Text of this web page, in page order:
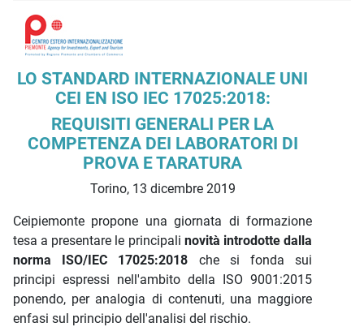
Descrizione iniziativa
LO STANDARD INTERNAZIONALE UNI
CEI EN ISO IEC 17025:2018:
REQUISITI GENERALI PER LA
COMPETENZA DEI LABORATORI DI
PROVA E TARATURA
Torino, 13 dicembre 2019
Ceipiemonte propone una giornata di formazione
tesa a presentare le principali novità introdotte dalla
norma ISO/IEC 17025:2018 che si fonda sui
principi espressi nell'ambito della ISO 9001:2015
ponendo, per analogia di contenuti, una maggiore
enfasi sul principio dell'analisi del rischio.